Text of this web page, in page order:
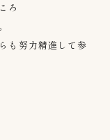
ろ
も努力精進して参